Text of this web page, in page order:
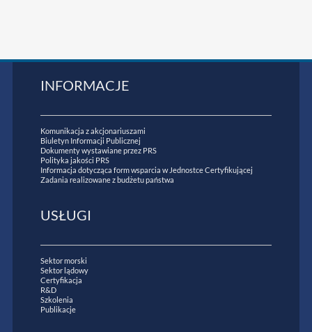
INFORMACJE
Komunikacja z akcjonariuszami
Biuletyn Informacji Publicznej
Dokumenty wystawiane przez PRS
Polityka jakości PRS
Informacja dotycząca form wsparcia w Jednostce Certyfikującej
Zadania realizowane z budżetu państwa
USŁUGI
Sektor morski
Sektor lądowy
Certyfikacja
R&D
Szkolenia
Publikacje